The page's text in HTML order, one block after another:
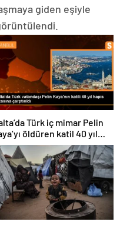
giden eşiyle
Türk iç mimar Pelin
öldüren katil 40 yıl
cezasına çarptırıldı